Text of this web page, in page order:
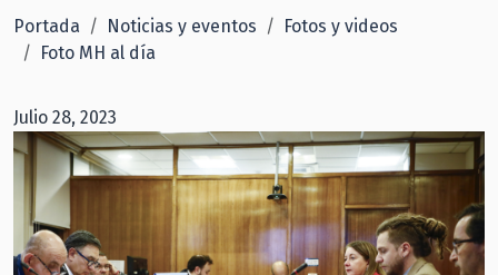
Portada Noticias y eventos
Fotos y videos
Foto MH al día
Julio 28, 2023